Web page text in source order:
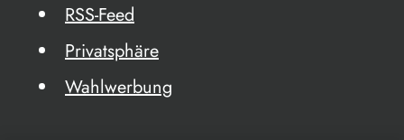
RSS-Feed
Privatsphäre
Wahlwerbung